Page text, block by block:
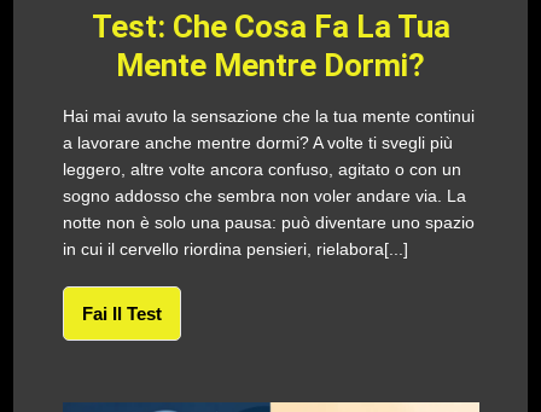
Test: Che Cosa Fa La Tua
Mente Mentre Dormi?
Hai mai avuto la sensazione che la tua mente continui
a lavorare anche mentre dormi? A volte ti svegli più
leggero, altre volte ancora confuso, agitato o con un
sogno addosso che sembra non voler andare via. La
notte non è solo una pausa: può diventare uno spazio
in cui il cervello riordina pensieri, rielabora[...]
Fai Il Test